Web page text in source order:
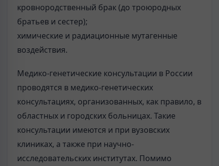
кровнородственный брак (до троюродных
братьев и сестер);
химические и радиационные мутагенные
воздействия.
Медико-генетические консультации в России
проводятся в медико-генетических
консультациях, организованных, как правило, в
областных и городских больницах. Такие
консультации имеются и при вузовских
клиниках, а также при научно-
исследовательских институтах. Помимо